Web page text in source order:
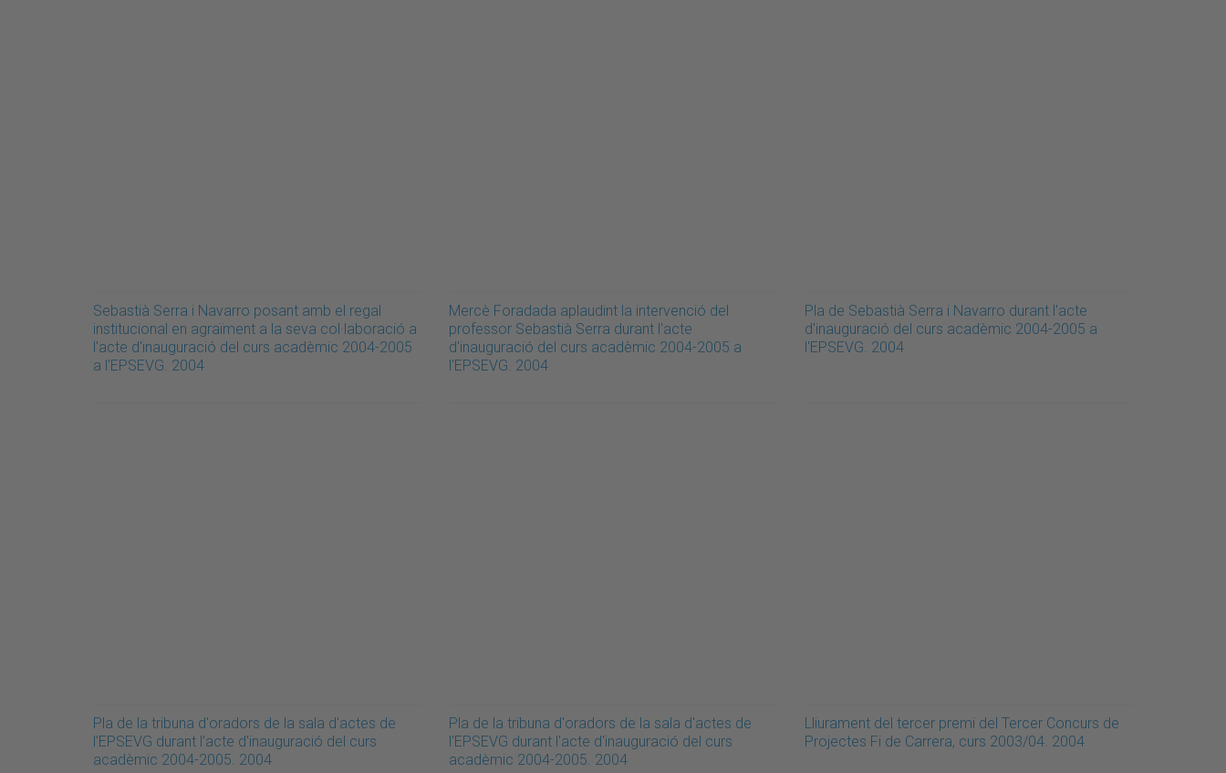
Sebastià Serra i Navarro posant amb el regal
institucional en agraïment a la seva col·laboració a
l'acte d'inauguració del curs acadèmic 2004-2005
a l'EPSEVG. 2004
Mercè Foradada aplaudint la intervenció del
professor Sebastià Serra durant l'acte
d'inauguració del curs acadèmic 2004-2005 a
l'EPSEVG. 2004
Pla de Sebastià Serra i Navarro durant l'acte
d'inauguració del curs acadèmic 2004-2005 a
l'EPSEVG. 2004
Pla de la tribuna d'oradors de la sala d'actes de
l'EPSEVG durant l'acte d'inauguració del curs
acadèmic 2004-2005. 2004
Pla de la tribuna d'oradors de la sala d'actes de
l'EPSEVG durant l'acte d'inauguració del curs
acadèmic 2004-2005. 2004
Lliurament del tercer premi del Tercer Concurs de
Projectes Fi de Carrera, curs 2003/04. 2004